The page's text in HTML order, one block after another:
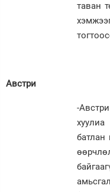
таван
Австри
-
батлан